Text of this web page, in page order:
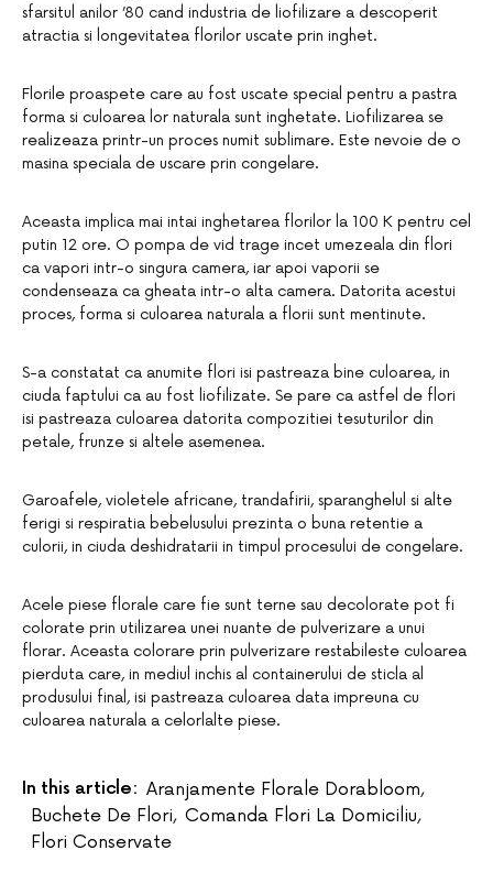
sfarsitul anilor ’80 cand industria de liofilizare a descoperit
atractia si longevitatea florilor uscate prin inghet.
Florile proaspete care au fost uscate special pentru a pastra
forma si culoarea lor naturala sunt inghetate. Liofilizarea se
realizeaza printr-un proces numit sublimare. Este nevoie de o
masina speciala de uscare prin congelare.
Aceasta implica mai intai inghetarea florilor la 100 K pentru cel
putin 12 ore. O pompa de vid trage incet umezeala din flori
ca vapori intr-o singura camera, iar apoi vaporii se
condenseaza ca gheata intr-o alta camera. Datorita acestui
proces, forma si culoarea naturala a florii sunt mentinute.
S-a constatat ca anumite flori isi pastreaza bine culoarea, in
ciuda faptului ca au fost liofilizate. Se pare ca astfel de flori
isi pastreaza culoarea datorita compozitiei tesuturilor din
petale, frunze si altele asemenea.
Garoafele, violetele africane, trandafirii, sparanghelul si alte
ferigi si respiratia bebelusului prezinta o buna retentie a
culorii, in ciuda deshidratarii in timpul procesului de congelare.
Acele piese florale care fie sunt terne sau decolorate pot fi
colorate prin utilizarea unei nuante de pulverizare a unui
florar. Aceasta colorare prin pulverizare restabileste culoarea
pierduta care, in mediul inchis al containerului de sticla al
produsului final, isi pastreaza culoarea data impreuna cu
culoarea naturala a celorlalte piese.
In this article: Aranjamente Florale Dorabloom,
Buchete De Flori, Comanda Flori La Domiciliu,
Flori Conservate